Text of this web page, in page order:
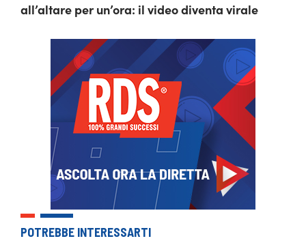
all’altare per un’ora: il video diventa virale
POTREBBE INTERESSARTI